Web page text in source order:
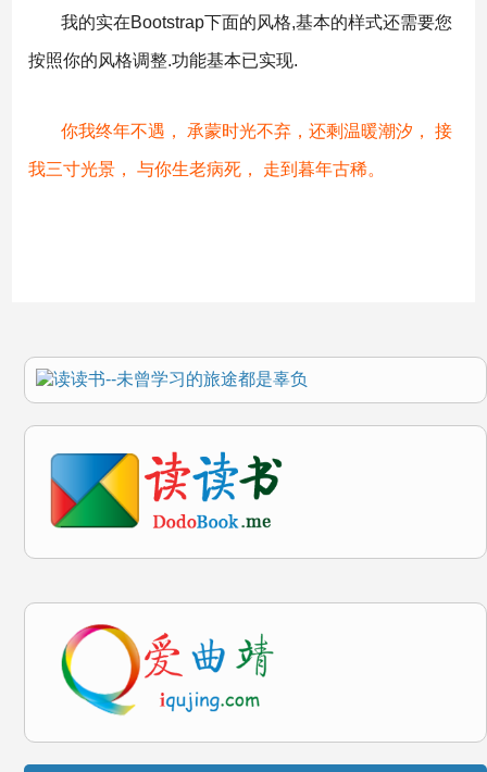
我的实在Bootstrap下面的风格,基本的样式还需要您
按照你的风格调整.功能基本已实现.
你我终年不遇， 承蒙时光不弃，还剩温暖潮汐， 接
我三寸光景， 与你生老病死， 走到暮年古稀。